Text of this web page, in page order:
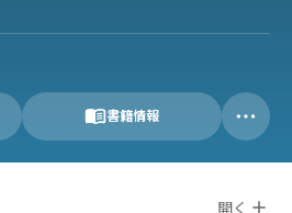
書籍情報
開く